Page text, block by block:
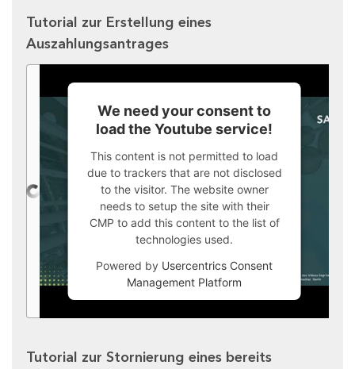
Tutorial zur Erstellung eines
Auszahlungsantrages
We need your consent to
load the Youtube service!
This content is not permitted to load
due to trackers that are not disclosed
to the visitor. The website owner
needs to setup the site with their
CMP to add this content to the list of
technologies used.
Powered by Usercentrics Consent
Management Platform
Tutorial zur Stornierung eines bereits